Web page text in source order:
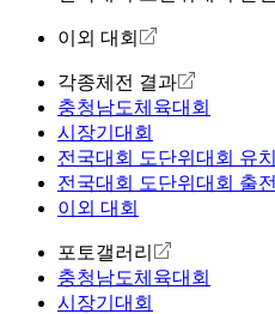
이외 대회
각종체전 결과
충청남도체육대회
시장기대회
전국대회 도단위대회 유치
전국대회 도단위대회 출전
이외 대회
포토갤러리
충청남도체육대회
시장기대회